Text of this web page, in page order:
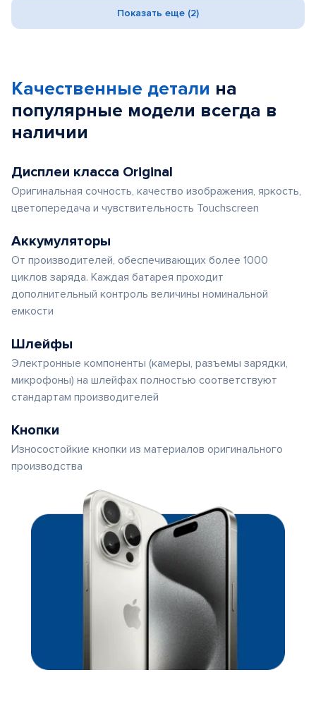
Показать еще (2)
Качественные детали на
популярные модели всегда в
наличии
Дисплеи класса Original
Оригинальная сочность, качество изображения, яркость,
цветопередача и чувствительность Touchscreen
Аккумуляторы
От производителей, обеспечивающих более 1000
циклов заряда. Каждая батарея проходит
дополнительный контроль величины номинальной
емкости
Шлейфы
Электронные компоненты (камеры, разъемы зарядки,
микрофоны) на шлейфах полностью соответствуют
стандартам производителей
Кнопки
Износостойкие кнопки из материалов оригинального
производства